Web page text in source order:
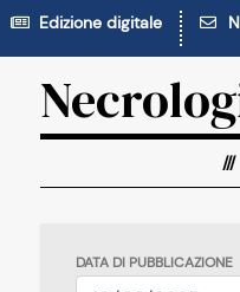
Edizione digitale
DATA DI PUBBLICAZIONE